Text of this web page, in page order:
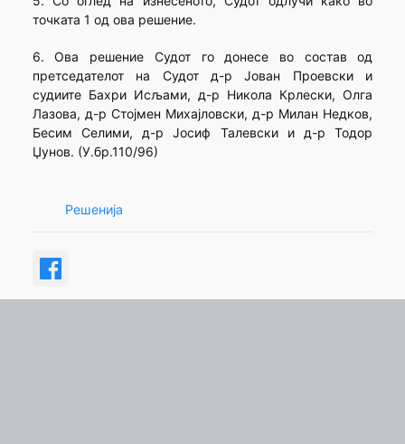
точката 1 од ова решение.
6. Ова решение Судот го донесе во состав од
претседателот на Судот д-р Јован Проевски и
судиите Бахри Исљами, д-р Никола Крлески, Олга
Лазова, д-р Стојмен Михајловски, д-р Милан Недков,
Бесим Селими, д-р Јосиф Талевски и д-р Тодор
Џунов. (У.бр.110/96)
Решенија